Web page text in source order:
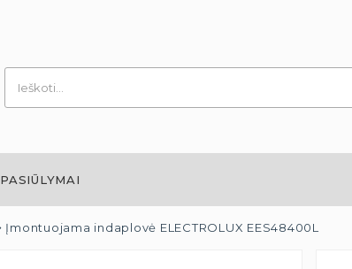
PASIŪLYMAI
Įmontuojama indaplovė ELECTROLUX EES48400L